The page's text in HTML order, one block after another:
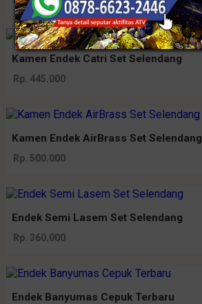
Kamen Endek Catri Set Selendang
Rp. 445.000
Kamen Endek AirBrass Set Selendang
Rp. 500.000
Endek Semi Lasem Set Selendang
Rp. 360.000
Endek Banyumas Cepuk Terbaru